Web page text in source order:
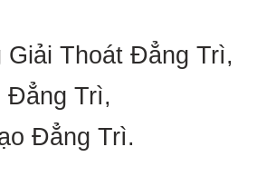
Thoát Đẳng Trì,
Đẳng Trì,
Đẳng Trì.